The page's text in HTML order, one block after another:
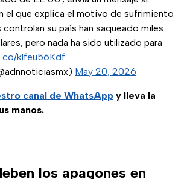
el que explica el motivo de sufrimiento
controlan su país han saqueado miles
pero nada ha sido utilizado para
klfeu56Kdf
May 20, 2026
canal de WhatsApp y lleva la
manos.
los apagones en